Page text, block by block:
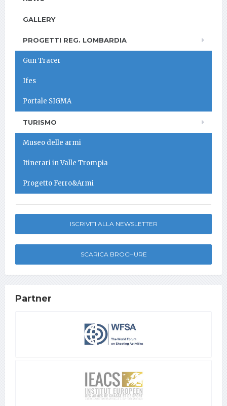
GALLERY
PROGETTI REG. LOMBARDIA
Gun Tracer
Ifes
Portale SIGMA
TURISMO
Museo delle armi
Itinerari in Valle Trompia
Progetto Ferro&Armi
ISCRIVITI ALLA NEWSLETTER
SCARICA BROCHURE
Partner